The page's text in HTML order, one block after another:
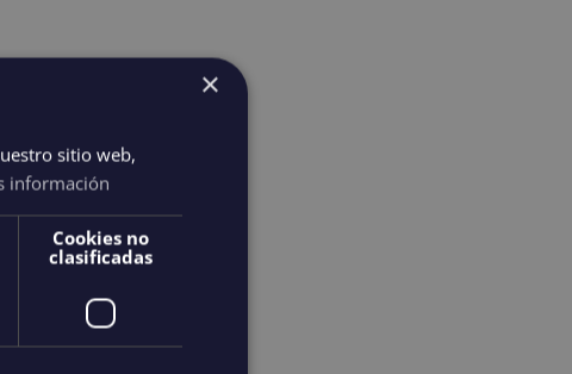
×
sitio web,
información
Cookies no
clasificadas